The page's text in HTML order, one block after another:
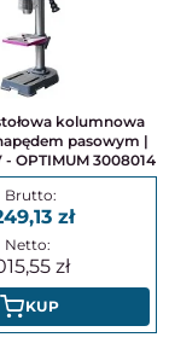
pasowym |
- OPTIMUM 3008014
KUP